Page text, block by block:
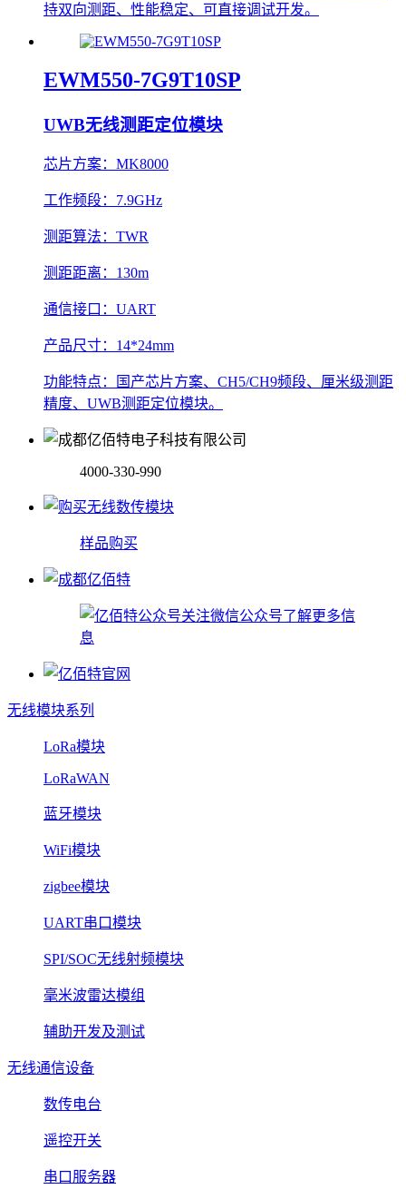
持双向测距、性能稳定、可直接调试开发。
EWM550-7G9T10SP
UWB无线测距定位模块
芯片方案： MK8000
工作频段： 7.9GHz
测距算法： TWR
测距距离： 130m
通信接口： UART
产品尺寸： 14*24mm
功能特点：
国产芯片方案、CH5/CH9频段、厘米级测距
精度、UWB测距定位模块。
4000-330-990
样品购买
关注微信公众号了解更多信
息
无线模块系列
LoRa模块
LoRaWAN
蓝牙模块
WiFi模块
zigbee模块
UART串口模块
SPI/SOC无线射频模块
毫米波雷达模组
辅助开发及测试
无线通信设备
数传电台
遥控开关
串口服务器